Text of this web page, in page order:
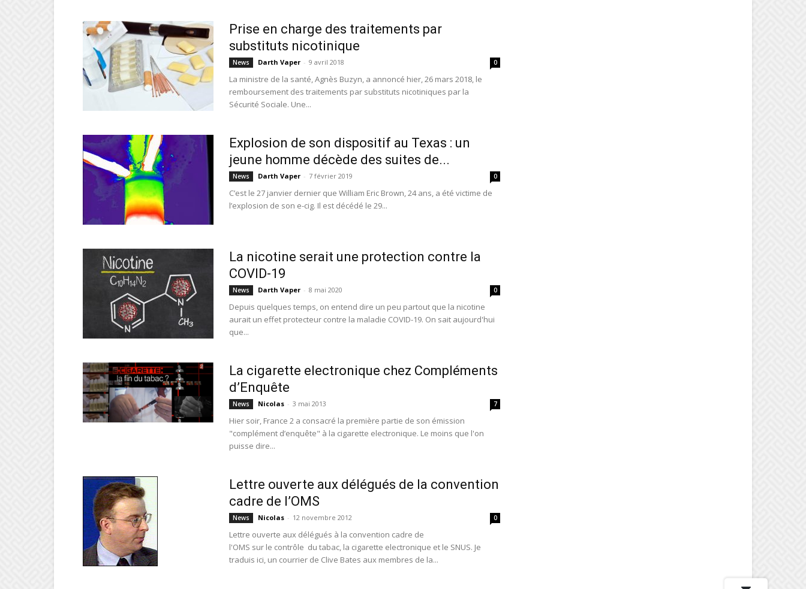
Prise en charge des traitements par
substituts nicotinique
News Darth Vaper - 9 avril 2018 0
La ministre de la santé, Agnès Buzyn, a annoncé hier, 26 mars 2018, le
remboursement des traitements par substituts nicotiniques par la
Sécurité Sociale. Une...
Explosion de son dispositif au Texas : un
jeune homme décède des suites de...
News Darth Vaper - 7 février 2019 0
C’est le 27 janvier dernier que William Eric Brown, 24 ans, a été victime de
l’explosion de son e-cig. Il est décédé le 29...
La nicotine serait une protection contre la
COVID-19
News Darth Vaper - 8 mai 2020 0
Depuis quelques temps, on entend dire un peu partout que la nicotine
aurait un effet protecteur contre la maladie COVID-19. On sait aujourd'hui
que...
La cigarette electronique chez Compléments
d’Enquête
News Nicolas - 3 mai 2013 7
Hier soir, France 2 a consacré la première partie de son émission
"complément d’enquête" à la cigarette electronique. Le moins que l'on
puisse dire...
Lettre ouverte aux délégués de la convention
cadre de l’OMS
News Nicolas - 12 novembre 2012 0
Lettre ouverte aux délégués à la convention cadre de
l'OMS sur le contrôle du tabac, la cigarette electronique et le SNUS. Je
traduis ici, un courrier de Clive Bates aux membres de la...